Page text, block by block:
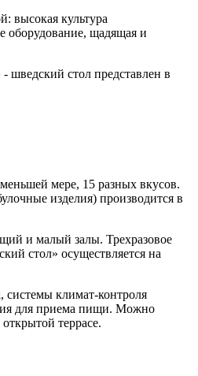
высокая культура
оборудование, щадящая и
- шведский стол представлен в
мере, 15 разных вкусов.
изделия) производится в
и малый залы. Трехразовое
стол» осуществляется на
системы климат-контроля
для приема пищи. Можно
террасе.